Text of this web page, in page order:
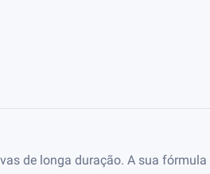
de longa duração. A sua